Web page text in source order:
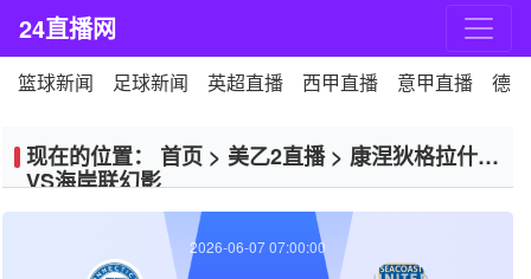
24直播网
篮球新闻 足球新闻 英超直播 西甲直播 意甲直播 德
现在的位置： 首页 > 美乙2直播> 康涅狄格拉什
VS海岸联幻影
2026-06-07 07:00:00